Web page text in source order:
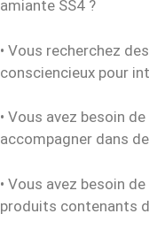
amiante SS4 ?
• Vous recherchez
consciencieux pour
• Vous avez besoin
accompagner dans
• Vous avez besoin
produits contenants